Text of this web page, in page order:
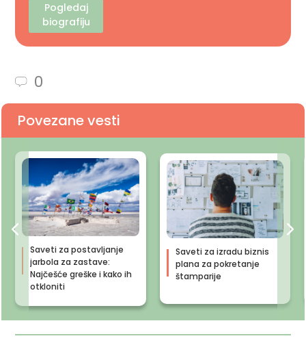
Pogledaj
biografiju
0
Povezane vesti
Saveti za postavljanje
jarbola za zastave:
Najčešće greške i kako ih
otkloniti
Saveti za izradu biznis
plana za pokretanje
štamparije